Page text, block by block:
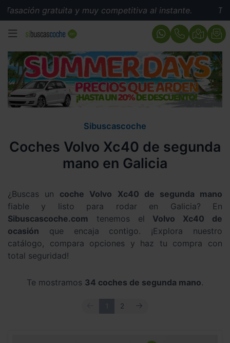
gratuita y muy competitiva al instante. Tasación
MENÚ
Sibuscascoche
Coches Volvo Xc40 de segunda
mano en Galicia
¿Buscas un coche Volvo Xc40 de segunda mano
fiable y listo para rodar en Galicia? En
Sibuscascoche.com tenemos el Volvo Xc40 de
ocasión que encaja contigo. ¡Explora nuestro
catálogo, compara opciones y haz tu compra con
total seguridad!
Te mostramos 34 coches de segunda mano.
ANTERIOR
2 SIGUIENTE